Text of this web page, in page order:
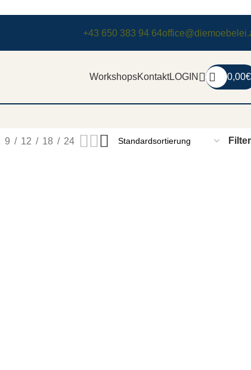
+43 650 383 94 64
WorkshopsKontaktLOGIN 0,00€
9 12 18 24 Filter